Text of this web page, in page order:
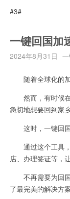
#3#
一键回国加
2024年8月31日
随着全球化的加
然而，有时候在
急切地想要回到家乡
这时，一键回国
通过这个工具，
店、办理签证等，
不再需要为回国
了最完美的解决方案